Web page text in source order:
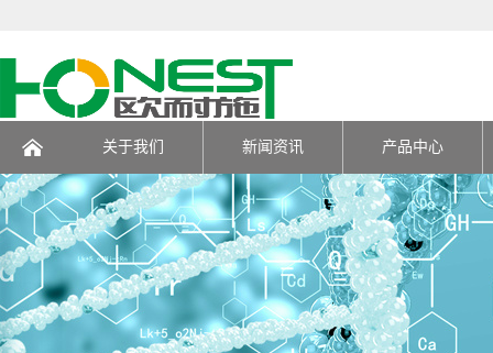
页
关于我们 新闻资讯 产品中心